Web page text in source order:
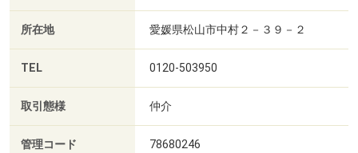
所在地 愛媛県松山市中村２－３９－２
TEL 0120-503950
取引態様 仲介
管理コード 78680246